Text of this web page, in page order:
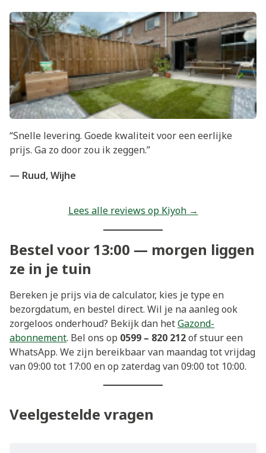
“Snelle levering. Goede kwaliteit voor een eerlijke
prijs. Ga zo door zou ik zeggen.”
— Ruud, Wijhe
Lees alle reviews op Kiyoh →
Bestel voor 13:00 — morgen liggen
ze in je tuin
Bereken je prijs via de calculator, kies je type en
bezorgdatum, en bestel direct. Wil je na aanleg ook
zorgeloos onderhoud? Bekijk dan hetGazond-
abonnement. Bel ons op 0599 – 820 212of stuur een
WhatsApp. We zijn bereikbaar van maandag tot vrijdag
van 09:00 tot 17:00 en op zaterdag van 09:00 tot 10:00.
Veelgestelde vragen